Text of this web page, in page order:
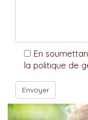
En
la politique de